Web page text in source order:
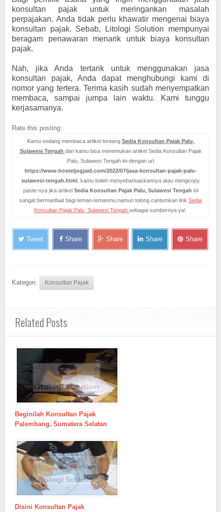
konsultan pajak untuk meringankan masalah
perpajakan. Anda tidak perlu khawatir mengenai biaya
konsultan pajak. Sebab, Litologi Solution mempunyai
beragam penawaran menarik untuk biaya konsultan
pajak.
Nah, jika Anda tertarik untuk menggunakan jasa
konsultan pajak, Anda dapat menghubungi kami di
nomor yang tertera. Terima kasih sudah menyempatkan
membaca, sampai jumpa lain waktu. Kami tunggu
kerjasamanya.
Rate this posting:
Kamu sedang membaca artikel tentang Sedia Konsultan Pajak Palu,
Sulawesi Tengah dan kamu bisa menemukan artikel Sedia Konsultan Pajak
Palu, Sulawesi Tengah ini dengan url
https://www.hosteljogjaid.com/2022/07/jasa-konsultan-pajak-palu-
sulawesi-tengah.html , kamu boleh menyebarluaskannya atau mengcopy
paste-nya jika artikel Sedia Konsultan Pajak Palu, Sulawesi Tengah ini
sangat bermanfaat bagi teman-temanmu,namun tolong cantumkan link Sedia
Konsultan Pajak Palu, Sulawesi Tengah sebagai sumbernya ya!.
Tweet Share Share Share Share
Kategori: Konsultan Pajak
Related Posts
Beginilah Konsultan Pajak
Palembang, Sumatera Selatan
Disini Konsultan Pajak